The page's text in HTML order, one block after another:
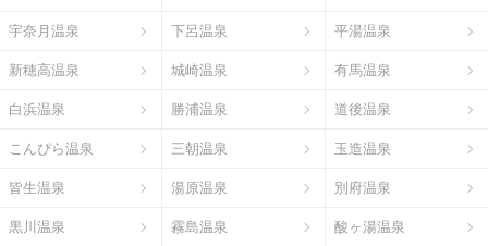
宇奈月温泉 下呂温泉 平湯温泉
新穂高温泉 城崎温泉 有馬温泉
白浜温泉 勝浦温泉 道後温泉
こんぴら温泉 三朝温泉 玉造温泉
皆生温泉 湯原温泉 別府温泉
黒川温泉 霧島温泉 酸ヶ湯温泉